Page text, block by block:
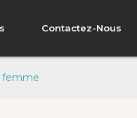
Contactez-Nous
femme